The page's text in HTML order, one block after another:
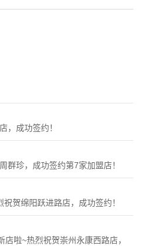
，成功签约！
群珍，成功签约第7家加盟店！
贺绵阳跃进路店，成功签约！
店啦~热烈祝贺崇州永康西路店，